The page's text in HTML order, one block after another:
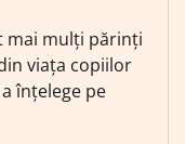
mai mulți părinți
viața copiilor
înțelege pe